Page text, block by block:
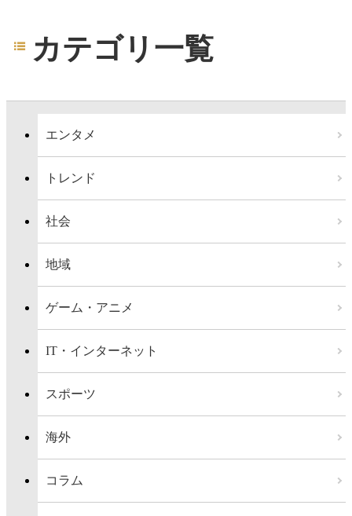
カテゴリ一覧
エンタメ
トレンド
社会
地域
ゲーム・アニメ
IT・インターネット
スポーツ
海外
コラム